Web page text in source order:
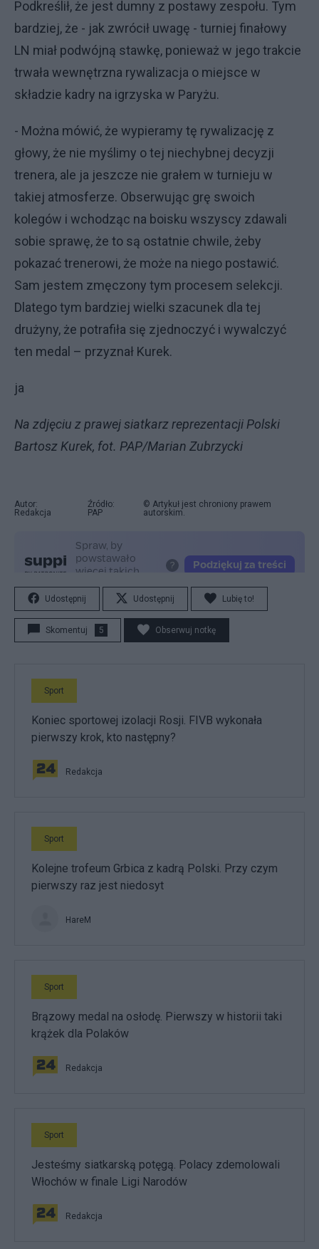
Podkreślił, że jest dumny z postawy zespołu. Tym
bardziej, że - jak zwrócił uwagę - turniej finałowy
LN miał podwójną stawkę, ponieważ w jego trakcie
trwała wewnętrzna rywalizacja o miejsce w
składzie kadry na igrzyska w Paryżu.
- Można mówić, że wypieramy tę rywalizację z
głowy, że nie myślimy o tej niechybnej decyzji
trenera, ale ja jeszcze nie grałem w turnieju w
takiej atmosferze. Obserwując grę swoich
kolegów i wchodząc na boisku wszyscy zdawali
sobie sprawę, że to są ostatnie chwile, żeby
pokazać trenerowi, że może na niego postawić.
Sam jestem zmęczony tym procesem selekcji.
Dlatego tym bardziej wielki szacunek dla tej
drużyny, że potrafiła się zjednoczyć i wywalczyć
ten medal – przyznał Kurek.
ja
Na zdjęciu z prawej siatkarz reprezentacji Polski
Bartosz Kurek, fot. PAP/Marian Zubrzycki
Autor:
Redakcja
Źródło:
PAP
© Artykuł jest chroniony prawem
autorskim.
Udostępnij Udostępnij Lubię to!
Skomentuj 5 Obserwuj notkę
Sport
Koniec sportowej izolacji Rosji. FIVB wykonała
pierwszy krok, kto następny?
Redakcja
Sport
Kolejne trofeum Grbica z kadrą Polski. Przy czym
pierwszy raz jest niedosyt
HareM
Sport
Brązowy medal na osłodę. Pierwszy w historii taki
krążek dla Polaków
Redakcja
Sport
Jesteśmy siatkarską potęgą. Polacy zdemolowali
Włochów w finale Ligi Narodów
Redakcja